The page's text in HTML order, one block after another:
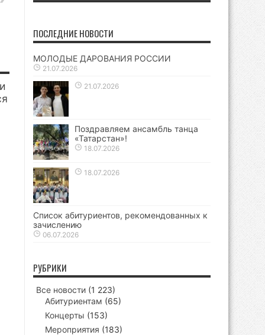
ПОСЛЕДНИЕ НОВОСТИ
МОЛОДЫЕ ДАРОВАНИЯ РОССИИ
21.07.2026
21.07.2026
Поздравляем ансамбль танца
«Татарстан»!
18.07.2026
18.07.2026
Список абитуриентов, рекомендованных к
зачислению
06.07.2026
РУБРИКИ
Все новости (1 223)
Абитуриентам (65)
Концерты (153)
Мероприятия (183)